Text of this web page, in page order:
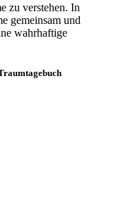
zu verstehen. In
gemeinsam und
wahrhaftige